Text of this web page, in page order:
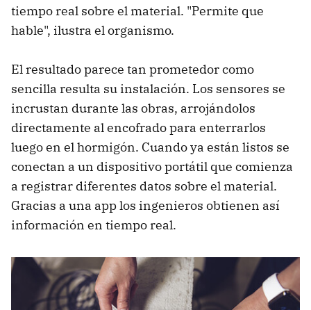
tiempo real sobre el material. "Permite que
hable", ilustra el organismo.
El resultado parece tan prometedor como
sencilla resulta su instalación. Los sensores se
incrustan durante las obras, arrojándolos
directamente al encofrado para enterrarlos
luego en el hormigón. Cuando ya están listos se
conectan a un dispositivo portátil que comienza
a registrar diferentes datos sobre el material.
Gracias a una app los ingenieros obtienen así
información en tiempo real.